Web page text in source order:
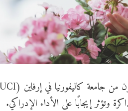
وتؤثر إيجابًا على الأداء الإدراكي.